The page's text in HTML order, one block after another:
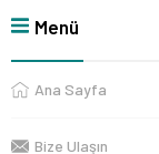
Menü
Ana Sayfa
Bize Ulaşın